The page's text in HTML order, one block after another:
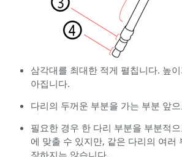
삼각대를 최대한 적게 펼칩니다. 높
아집니다.
다리의 두꺼운 부분을 가는 부분 앞
필요한 경우 한 다리 부분을 부분적
에 맞출 수 있지만, 같은 다리의 여러
장하지는 않습니다.